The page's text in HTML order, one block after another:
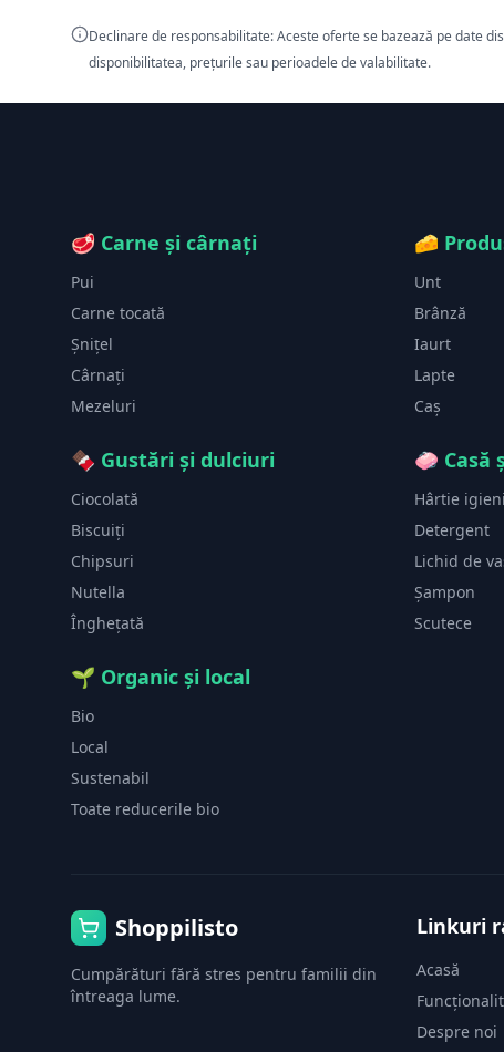
Declinare de responsabilitate: Aceste oferte se bazează pe date
disponibilitatea, prețurile sau perioadele de valabilitate.
🥩 Carne și cârnați
Pui
Carne tocată
Șnițel
Cârnați
Mezeluri
🧀
Unt
Brânză
Iaurt
Lapte
Caș
🍫 Gustări și dulciuri
Ciocolată
Biscuiți
Chipsuri
Nutella
Înghețată
🧼 Casă
Hârtie
Detergent
Lichid de
Șampon
Scutece
🌱 Organic și local
Bio
Local
Sustenabil
Toate reducerile bio
Shoppilisto
Cumpărături fără stres pentru familii din
întreaga lume.
Linkuri
Acasă
Despre noi